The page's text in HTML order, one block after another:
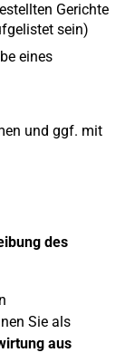
Gerichte
sein)
eines
und ggf. mit
des
Sie als
aus